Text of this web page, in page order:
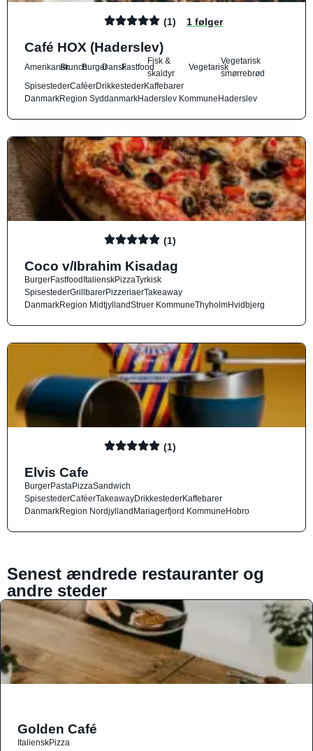
(1) 1 følger
Café HOX (Haderslev)
AmerikanskBrunchBurgerDanskFastfood
Fisk &
skaldyr
Vegetarisk
Vegetarisk
smørrebrød
SpisestederCaféerDrikkestederKaffebarer
DanmarkRegion SyddanmarkHaderslev KommuneHaderslev
(1)
Coco v/Ibrahim Kisadag
BurgerFastfoodItalienskPizzaTyrkisk
SpisestederGrillbarerPizzeriaerTakeaway
DanmarkRegion MidtjyllandStruer KommuneThyholmHvidbjerg
(1)
Elvis Cafe
BurgerPastaPizzaSandwich
SpisestederCaféerTakeawayDrikkestederKaffebarer
DanmarkRegion NordjyllandMariagerfjord KommuneHobro
Senest ændrede restauranter og
andre steder
Golden Café
ItalienskPizza